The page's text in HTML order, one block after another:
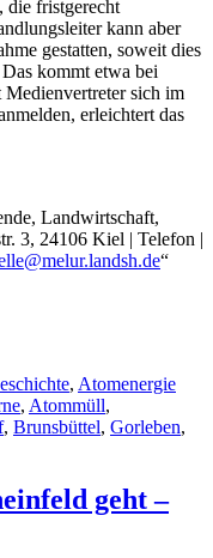
die fristgerecht
kann aber
gestatten, soweit dies
kommt etwa bei
sich im
erleichtert das
Landwirtschaft,
3, 24106 Kiel | Telefon |
“
, Atomenergie
, Atommüll,
, Brunsbüttel, Gorleben,
geht –